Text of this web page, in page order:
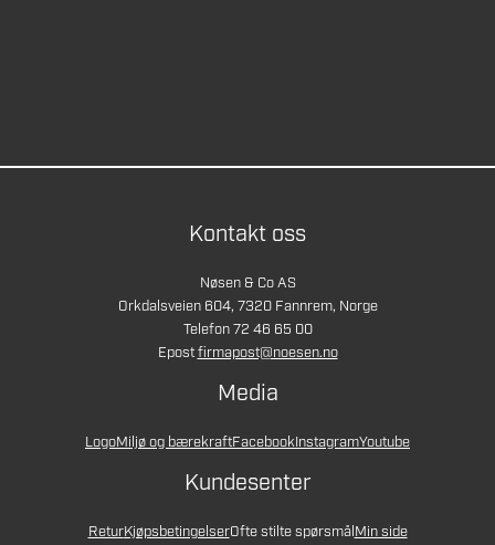
Kontakt oss
Nøsen & Co AS
Orkdalsveien 604, 7320 Fannrem, Norge
Telefon 72 46 65 00
Epostfirmapost@noesen.no
Media
LogoMiljø og bærekraftFacebookInstagramYoutube
Kundesenter
ReturKjøpsbetingelserOfte stilte spørsmålMin side